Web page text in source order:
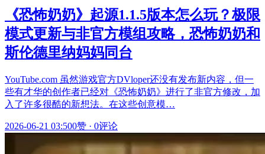
《恐怖奶奶》起源1.1.5版本怎么玩？极限
模式更新与非官方模组攻略，恐怖奶奶和
斯伦德里纳妈妈同台
YouTube.com 虽然游戏官方DVloper还没有发布新内容，但一
些有才华的创作者已经对《恐怖奶奶》进行了非官方修改，加
入了许多很酷的新想法。在这些创意模…
2026-06-21 03:500赞 · 0评论